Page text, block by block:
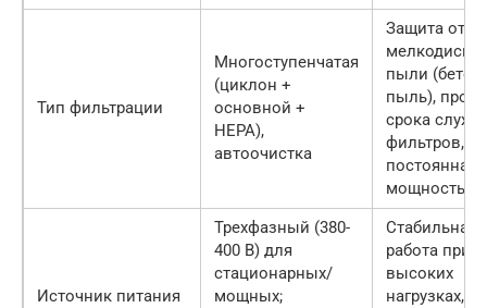
Тип фильтрации
Многоступенчатая
(циклон +
основной +
HEPA),
автоочистка
Защита от
пыли
пыль),
срока
фильтров,
постоянная
мощность.
Источник питания
Трехфазный (380-
400 В) для
стационарных/
мощных;
Стабильная
работа при
высоких
нагрузках,